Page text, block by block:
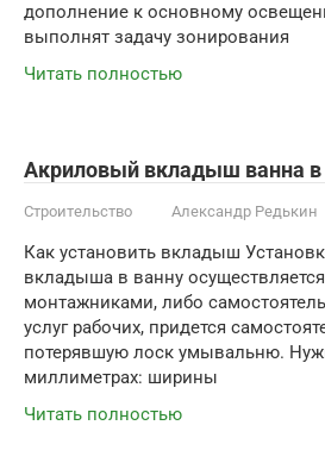
дополнение к основному
выполнят задачу зонирования
Читать полностью
Акриловый вкладыш ванна в
Строительство Александр Редькин
Как установить вкладыш
вкладыша в ванну
монтажниками, либо
услуг рабочих, придется
потерявшую лоск умывальню.
миллиметрах: ширины
Читать полностью